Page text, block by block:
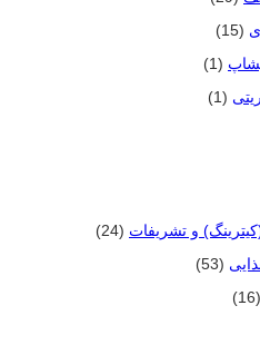
(15)
(1)
(1)
و تشریفات (24)
(53)
(16)